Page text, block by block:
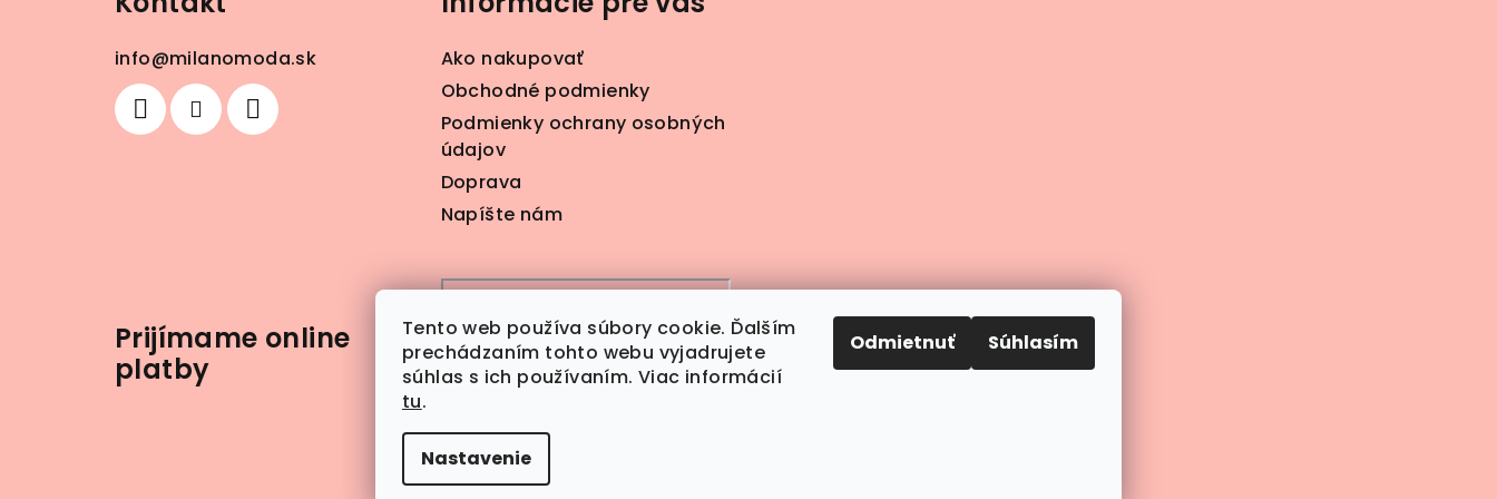
Tento web používa súbory cookie. Ďalším
prechádzaním tohto webu vyjadrujete
súhlas s ich používaním. Viac informácií
tu.
Nastavenie
Odmietnuť Súhlasím
info@milanomoda.sk
Ako nakupovať
Obchodné podmienky
Podmienky ochrany osobných
údajov
Doprava
Napíšte nám
Prijímame online
platby